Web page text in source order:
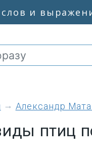
слов и
Александр
птиц